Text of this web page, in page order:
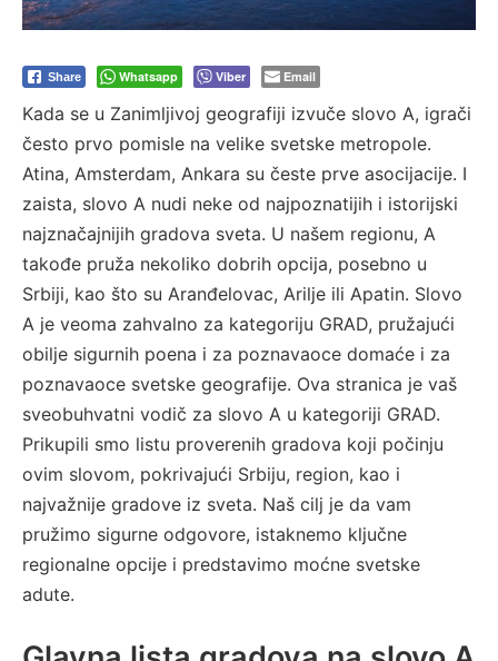
Share Whatsapp Viber Email
Kada se u Zanimljivoj geografiji izvuče slovo A, igrači
često prvo pomisle na velike svetske metropole.
Atina, Amsterdam, Ankara su česte prve asocijacije. I
zaista, slovo A nudi neke od najpoznatijih i istorijski
najznačajnijih gradova sveta. U našem regionu, A
takođe pruža nekoliko dobrih opcija, posebno u
Srbiji, kao što su Aranđelovac, Arilje ili Apatin. Slovo
A je veoma zahvalno za kategoriju GRAD, pružajući
obilje sigurnih poena i za poznavaoce domaće i za
poznavaoce svetske geografije. Ova stranica je vaš
sveobuhvatni vodič za slovo A u kategoriji GRAD.
Prikupili smo listu proverenih gradova koji počinju
ovim slovom, pokrivajući Srbiju, region, kao i
najvažnije gradove iz sveta. Naš cilj je da vam
pružimo sigurne odgovore, istaknemo ključne
regionalne opcije i predstavimo moćne svetske
adute.